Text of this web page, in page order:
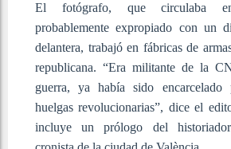
El fotógrafo, que circulaba
probablemente expropiado con un
delantera, trabajó en fábricas de
republicana. “Era militante de la
guerra, ya había sido encarcelado
huelgas revolucionarias”, dice el
incluye un prólogo del